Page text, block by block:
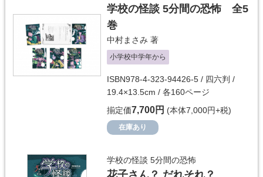
学校の怪談 5分間の恐怖 全5
巻
中村まさみ 著
小学校中学年から
ISBN978-4-323-94426-5 / 四六判 /
19.4×13.5cm / 各160ページ
揃定価7,700円 (本体7,000円+税)
在庫あり
学校の怪談 5分間の恐怖
花子さん？ だれそれ？